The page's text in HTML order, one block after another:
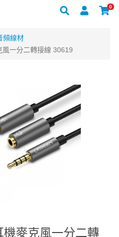
0
頻線材
一分二轉接線 30619
麥克風一分二轉